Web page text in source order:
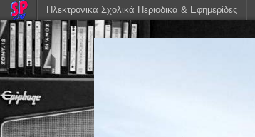
Ηλεκτρονικά Σχολικά Περιοδικά & Εφημερίδες